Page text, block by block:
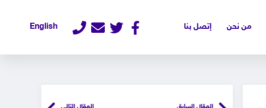
من نحن إتصل بنا English